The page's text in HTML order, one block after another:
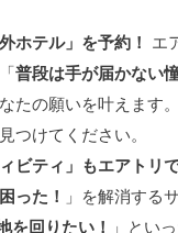
ホテル」を予約！ エ
普段は手が届かない
たの願いを叶えます
つけてください。
ビティ」もエアトリ
困った！ 」を解消する
を回りたい！ 」とい